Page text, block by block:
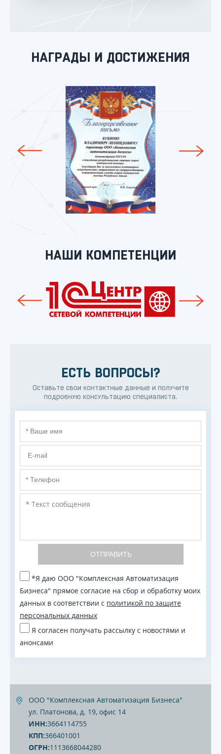
НАГРАДЫ И ДОСТИЖЕНИЯ
НАШИ КОМПЕТЕНЦИИ
ЕСТЬ ВОПРОСЫ?
Оставьте свои контактные данные и получите
подробную консультацию специалиста.
*Я даю ООО "Комплексная Автоматизация
Бизнеса" прямое согласие на сбор и обработку моих
данных в соответствии с политикой по защите
персональных данных
Я согласен получать рассылку с новостями и
анонсами
ОТПРАВИТЬ
ООО "Комплексная Автоматизация Бизнеса"
ул. Платонова, д. 19, офис 14
ИНН:3664114755
КПП:366401001
ОГРН:1113668044280